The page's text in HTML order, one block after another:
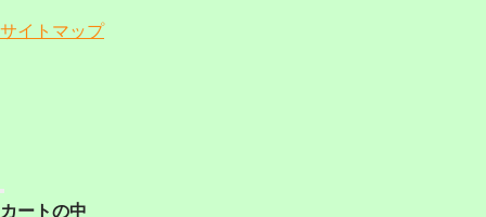
サイトマップ
カートの中